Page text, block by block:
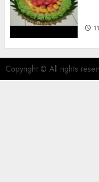
Copyright © All rights